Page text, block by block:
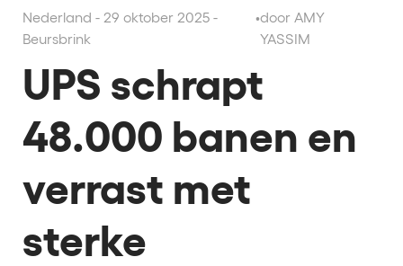
Nederland - 29 oktober 2025 -
Beursbrink
•door AMY
YASSIM
UPS schrapt
48.000 banen en
verrast met
sterke